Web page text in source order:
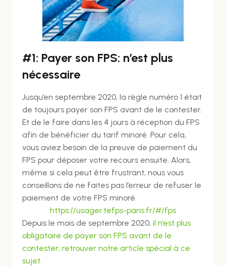
#1: Payer son FPS: n’est plus
nécessaire
Jusqu’en septembre 2020, la règle numéro 1 était
de toujours payer son FPS avant de le contester.
Et de le faire dans les 4 jours à réception du FPS
afin de bénéficier du tarif minoré. Pour cela,
vous aviez besoin de la preuve de paiement du
FPS pour déposer votre recours ensuite. Alors,
même si cela peut être frustrant, nous vous
conseillons de ne faites pas l’erreur de refuser le
paiement de votre FPS minoré.
https://usager.tefps-paris .fr/#/fps
Depuis le mois de septembre 2020, il n’est plus
obligatoire de payer son FPS avant de le
contester; retrouver notre article spécial à ce
sujet.